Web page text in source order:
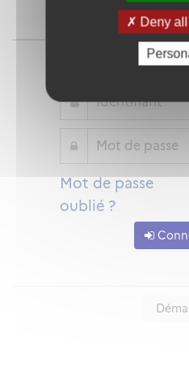
Deny
Qu'est-ce que
Mot de passe
oublié ?